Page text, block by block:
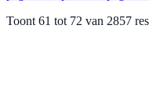
Toont 61 tot 72 van 2857